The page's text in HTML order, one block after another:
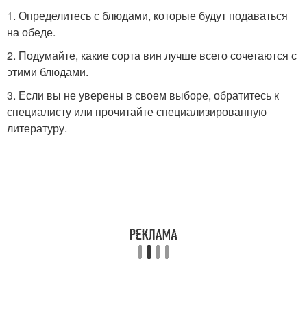
1. Определитесь с блюдами, которые будут подаваться
на обеде.
2. Подумайте, какие сорта вин лучше всего сочетаются с
этими блюдами.
3. Если вы не уверены в своем выборе, обратитесь к
специалисту или прочитайте специализированную
литературу.